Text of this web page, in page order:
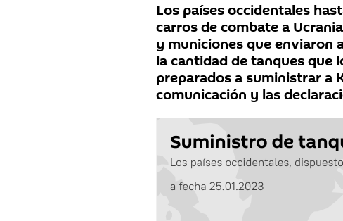
Los países occidentales
carros de combate a
y municiones que enviaron
la cantidad de tanques que
preparados a suministrar a
comunicación y las